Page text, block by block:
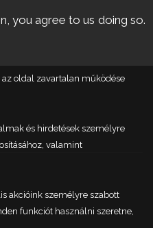
you agree to us doing so.
oldal zavartalan működése
és hirdetések személyre
valamint
akcióink személyre szabott
funkciót használni szeretne,